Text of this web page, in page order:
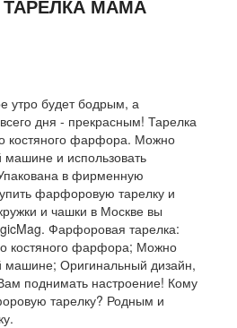
МАМА
утро будет бодрым, а
дня - прекрасным! Тарелка
костяного фарфора. Можно
и использовать
в фирменную
фарфоровую тарелку и
и чашки в Москве вы
Фарфоровая тарелка:
костяного фарфора; Можно
машине; Оригинальный дизайн,
поднимать настроение! Кому
тарелку? Родным и